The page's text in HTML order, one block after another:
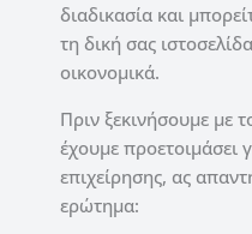
διαδικασία και
τη δική σας
οικονομικά.
Πριν ξεκινήσουμε με
έχουμε προετοιμάσει
επιχείρησης, ας
ερώτημα: